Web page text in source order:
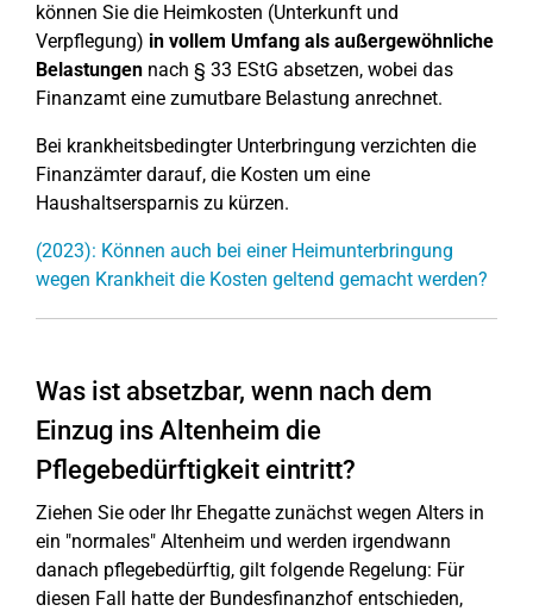
können Sie die Heimkosten (Unterkunft und
Verpflegung) in vollem Umfang als außergewöhnliche
Belastungen nach § 33 EStG absetzen, wobei das
Finanzamt eine zumutbare Belastung anrechnet.
Bei krankheitsbedingter Unterbringung verzichten die
Finanzämter darauf, die Kosten um eine
Haushaltsersparnis zu kürzen.
(2023): Können auch bei einer Heimunterbringung
wegen Krankheit die Kosten geltend gemacht werden?
Was ist absetzbar, wenn nach dem
Einzug ins Altenheim die
Pflegebedürftigkeit eintritt?
Ziehen Sie oder Ihr Ehegatte zunächst wegen Alters in
ein "normales" Altenheim und werden irgendwann
danach pflegebedürftig, gilt folgende Regelung: Für
diesen Fall hatte der Bundesfinanzhof entschieden,